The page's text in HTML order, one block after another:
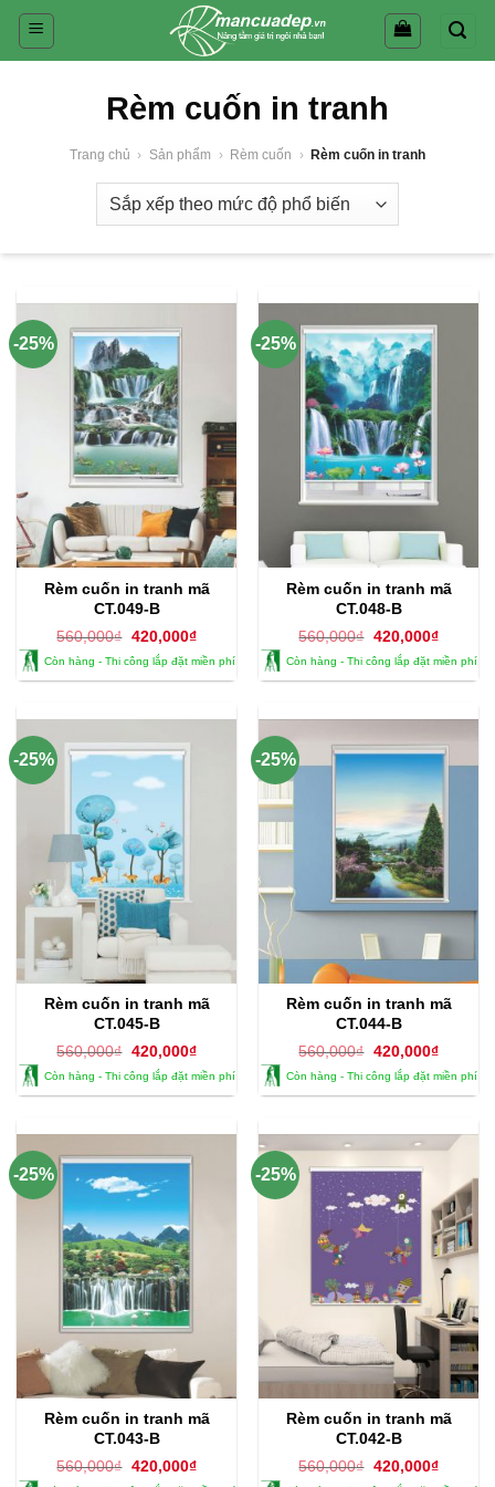
Skip
Rèm cuốn in tranh
Trang chủ › Sản phẩm › Rèm cuốn › Rèm cuốn in tranh
-25%
Rèm cuốn in tranh mã
CT.049-B
560,000₫ Giá
là:
560,000₫.
420,000₫Giá
tại
là:
Còn hàng - Thi công lắp đặt miền phí
-25%
Rèm cuốn in tranh mã
CT.048-B
560,000₫ Giá
là:
560,000₫.
420,000₫Giá
tại
là:
Còn hàng - Thi công lắp đặt miền phí
-25%
Rèm cuốn in tranh mã
CT.045-B
560,000₫ Giá
là:
560,000₫.
420,000₫Giá
tại
là:
Còn hàng - Thi công lắp đặt miền phí
-25%
Rèm cuốn in tranh mã
CT.044-B
560,000₫ Giá
là:
560,000₫.
420,000₫Giá
tại
là:
Còn hàng - Thi công lắp đặt miền phí
-25%
Rèm cuốn in tranh mã
CT.043-B
560,000₫ Giá
420,000₫Giá
-25%
Rèm cuốn in tranh mã
CT.042-B
560,000₫ Giá
420,000₫Giá